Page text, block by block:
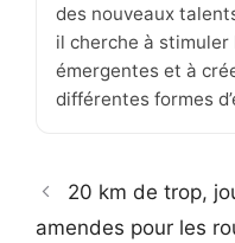
des nouveaux
il cherche à
émergentes et à
différentes formes
20 km de trop,
amendes pour les